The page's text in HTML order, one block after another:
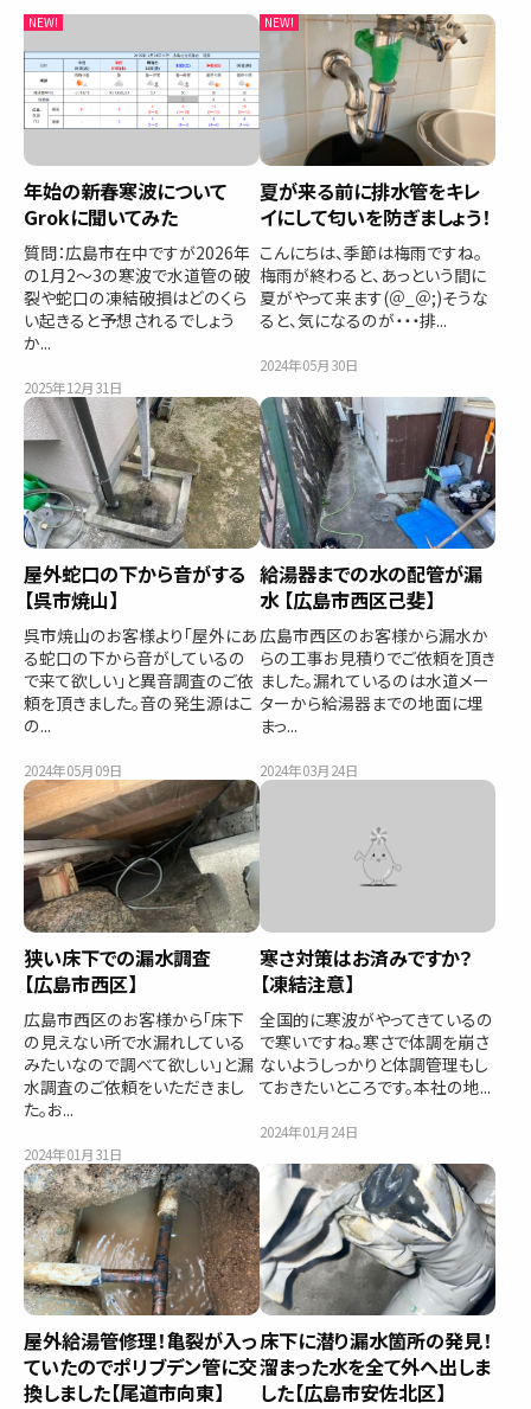
年始の新春寒波について
Grokに聞いてみた
質問：広島市在中ですが2026年
の1月2～3の寒波で水道管の破
裂や蛇口の凍結破損はどのくら
い起きると予想されるでしょう
か...
2025年12月31日
夏が来る前に排水管をキレ
イにして匂いを防ぎましょう！
こんにちは、季節は梅雨ですね。
梅雨が終わると、あっという間に
夏がやって来ます(＠_＠;)そうな
ると、気になるのが・・・排...
2024年05月30日
屋外蛇口の下から音がする
【呉市焼山】
呉市焼山のお客様より「屋外にあ
る蛇口の下から音がしているの
で来て欲しい」と異音調査のご依
頼を頂きました。音の発生源はこ
の...
2024年05月09日
給湯器までの水の配管が漏
水 【広島市西区己斐】
広島市西区のお客様から漏水か
らの工事お見積りでご依頼を頂き
ました。漏れているのは水道メー
ターから給湯器までの地面に埋
まっ...
2024年03月24日
狭い床下での漏水調査
【広島市西区】
広島市西区のお客様から「床下
の見えない所で水漏れしている
みたいなので調べて欲しい」と漏
水調査のご依頼をいただきまし
た。お...
2024年01月31日
寒さ対策はお済みですか？
【凍結注意】
全国的に寒波がやってきているの
で寒いですね。寒さで体調を崩さ
ないようしっかりと体調管理もし
ておきたいところです。本社の地...
2024年01月24日
屋外給湯管修理！亀裂が入っ
ていたのでポリブデン管に交
換しました【尾道市向東】
床下に潜り漏水箇所の発見！
溜まった水を全て外へ出しま
した【広島市安佐北区】